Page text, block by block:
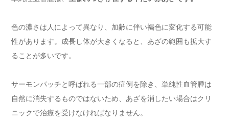
色の濃さは人によって異なり、加齢に伴い褐色に変化する可能
性があります。成長し体が大きくなると、あざの範囲も拡大す
ることが多いです。
サーモンパッチと呼ばれる一部の症例を除き、単純性血管腫は
自然に消失するものではないため、あざを消したい場合はクリ
ニックで治療を受けなければなりません。